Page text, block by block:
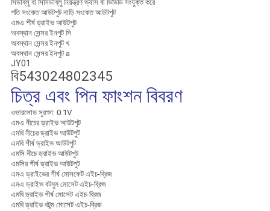
সিডাব্লু বা সিসিডাব্লু নিয়ন্ত্রণ ভ্যাস বা ভিডিডি সংযুক্ত করে
গতি সংকেত আউটপুট নাড়ি সংকেত আউটপুট
এমএ শীর্ষ ড্রাইভ আউটপুট
অবস্থান সেন্সর ইনপুট সি
অবস্থান সেন্সর ইনপুট খ
অবস্থান সেন্সর ইনপুট a
JY01
বি543024802345
চিত্র এবং পিন ফাংশন বিবরণ
ওভারলোড সুরক্ষা: 0.1V
এমএ নীচের ড্রাইভ আউটপুট
এমবি নীচের ড্রাইভ আউটপুট
এমবি শীর্ষ ড্রাইভ আউটপুট
এমসি নীচে ড্রাইভ আউটপুট
এমসির শীর্ষ ড্রাইভ আউটপুট
এমএ ড্রাইভের শীর্ষ মোসফেট এইচ-ব্রিজ
এমএ ড্রাইভ বটমুম মোসেট এইচ-ব্রিজ
এমবি ড্রাইভ শীর্ষ মোসেট এইচ-ব্রিজ
এমবি ড্রাইভ বটুম মোসেট এইচ-ব্রিজ